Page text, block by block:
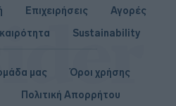
Επιχειρήσεις
Αγορές
Sustainability
μας
Όροι χρήσης
Πολιτική Απορρήτου